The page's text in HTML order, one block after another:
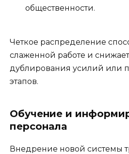
общественности.
Четкое распределение
слаженной работе и
дублирования усилий или
этапов.
Обучение и
персонала
Внедрение новой системы